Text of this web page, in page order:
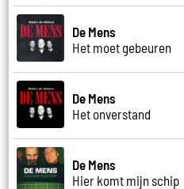
De Mens
Het moet gebeuren
De Mens
Het onverstand
De Mens
Hier komt mijn schip